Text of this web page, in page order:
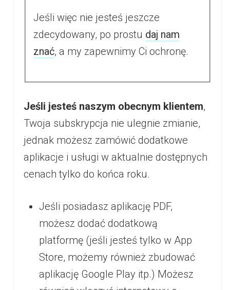
Jeśli więc nie jesteś jeszcze
zdecydowany, po prostu daj nam
znać, a my zapewnimy Ci ochronę.
Jeśli jesteś naszym obecnym klientem,
Twoja subskrypcja nie ulegnie zmianie,
jednak możesz zamówić dodatkowe
aplikacje i usługi w aktualnie dostępnych
cenach tylko do końca roku.
Jeśli posiadasz aplikację PDF,
możesz dodać dodatkową
platformę (jeśli jesteś tylko w App
Store, możemy również zbudować
aplikację Google Play itp.) Możesz